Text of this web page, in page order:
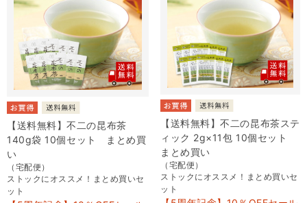
【送料無料】不二の昆布茶
140g袋 10個セット まとめ買
い
（宅配便）
ストックにオススメ！まとめ買いセ
ット
【送料無料】不二の昆布茶ステ
ィック 2g×11包 10個セット
まとめ買い
（宅配便）
ストックにオススメ！まとめ買いセ
ット